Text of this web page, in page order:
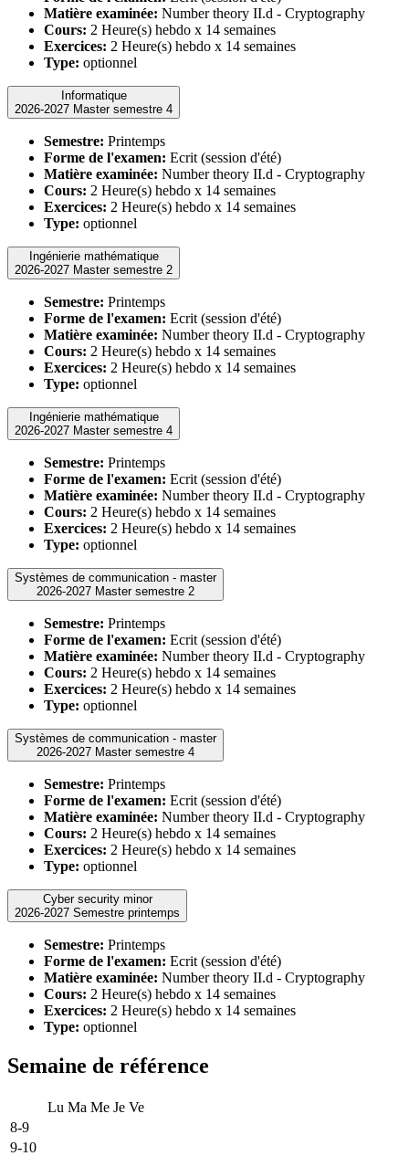
Matière examinée: Number theory II.d - Cryptography
Cours: 2 Heure(s) hebdo x 14 semaines
Exercices: 2 Heure(s) hebdo x 14 semaines
Type: optionnel
Informatique
2026-2027 Master semestre 4
Semestre: Printemps
Forme de l'examen: Ecrit (session d'été)
Matière examinée: Number theory II.d - Cryptography
Cours: 2 Heure(s) hebdo x 14 semaines
Exercices: 2 Heure(s) hebdo x 14 semaines
Type: optionnel
Ingénierie mathématique
2026-2027 Master semestre 2
Semestre: Printemps
Forme de l'examen: Ecrit (session d'été)
Matière examinée: Number theory II.d - Cryptography
Cours: 2 Heure(s) hebdo x 14 semaines
Exercices: 2 Heure(s) hebdo x 14 semaines
Type: optionnel
Ingénierie mathématique
2026-2027 Master semestre 4
Semestre: Printemps
Forme de l'examen: Ecrit (session d'été)
Matière examinée: Number theory II.d - Cryptography
Cours: 2 Heure(s) hebdo x 14 semaines
Exercices: 2 Heure(s) hebdo x 14 semaines
Type: optionnel
Systèmes de communication - master
2026-2027 Master semestre 2
Semestre: Printemps
Forme de l'examen: Ecrit (session d'été)
Matière examinée: Number theory II.d - Cryptography
Cours: 2 Heure(s) hebdo x 14 semaines
Exercices: 2 Heure(s) hebdo x 14 semaines
Type: optionnel
Systèmes de communication - master
2026-2027 Master semestre 4
Semestre: Printemps
Forme de l'examen: Ecrit (session d'été)
Matière examinée: Number theory II.d - Cryptography
Cours: 2 Heure(s) hebdo x 14 semaines
Exercices: 2 Heure(s) hebdo x 14 semaines
Type: optionnel
Cyber security minor
2026-2027 Semestre printemps
Semestre: Printemps
Forme de l'examen: Ecrit (session d'été)
Matière examinée: Number theory II.d - Cryptography
Cours: 2 Heure(s) hebdo x 14 semaines
Exercices: 2 Heure(s) hebdo x 14 semaines
Type: optionnel
Semaine de référence
Lu Ma Me Je Ve
8-9
9-10